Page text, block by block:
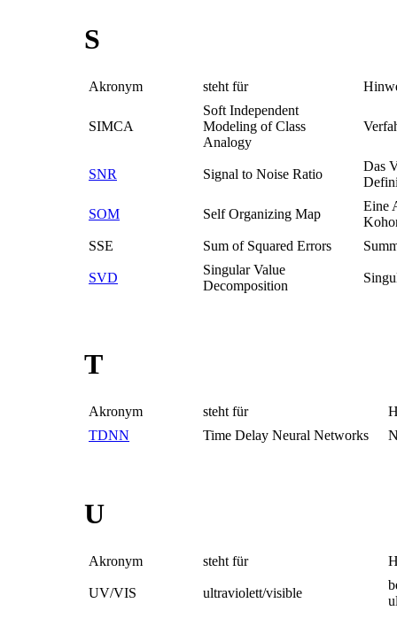
S
Akronym steht für
SIMCA
Soft Independent
Modeling of Class
Analogy
SNR Signal to Noise Ratio
Das
SOM Self Organizing Map
Eine
SSE
Sum of Squared Errors
SVD
Singular Value
Decomposition
T
Akronym steht für
TDNN
Time Delay Neural Networks
U
Akronym steht für
UV/VIS ultraviolett/visible